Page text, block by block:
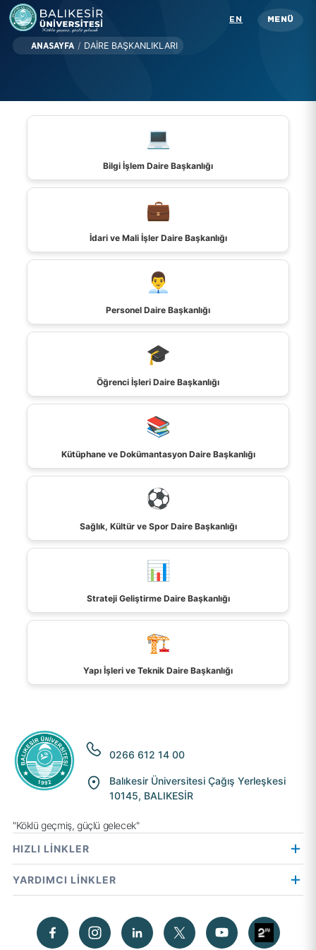
Skip
to
main
content
EN MENÜ
ANASAYFA / DAIRE BAŞKANLIKLARI
💻
Bilgi İşlem Daire Başkanlığı
💼
İdari ve Mali İşler Daire Başkanlığı
👨‍💼
Personel Daire Başkanlığı
🎓
Öğrenci İşleri Daire Başkanlığı
📚
Kütüphane ve Dokümantasyon Daire Başkanlığı
⚽
Sağlık, Kültür ve Spor Daire Başkanlığı
📊
Strateji Geliştirme Daire Başkanlığı
🏗️
Yapı İşleri ve Teknik Daire Başkanlığı
0266 612 14 00
Balıkesir Üniversitesi Çağış Yerleşkesi
10145, BALIKESİR
"Köklü geçmiş, güçlü gelecek"
HIZLI LİNKLER
Hayvan Hastanesi
Radyo Üniversite Hastanesi
YARDIMCI LİNKLER
Genel Bilgiler Rehber
Akademik
Rehber
EBYS
E-Baun
YARDIMCI LİNKLER